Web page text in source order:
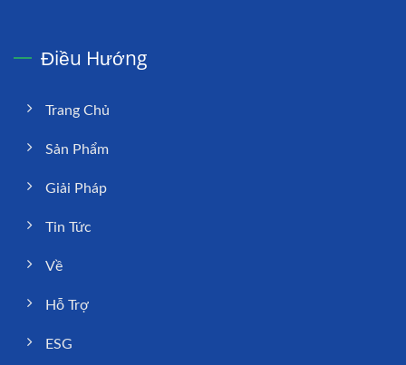
Điều Hướng
Trang Chủ
Sản Phẩm
Giải Pháp
Tin Tức
Về
Hỗ Trợ
ESG